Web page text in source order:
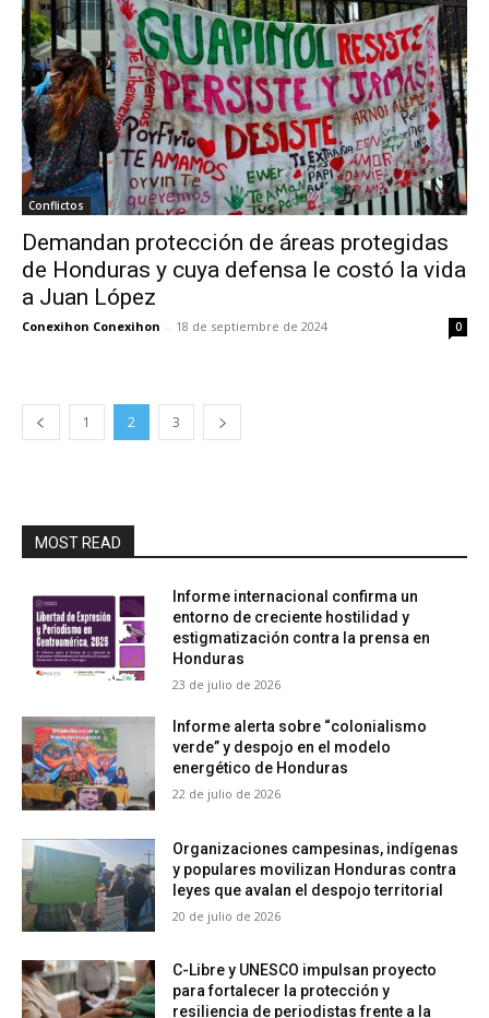
Conflictos
Demandan protección de áreas protegidas
de Honduras y cuya defensa le costó la vida
a Juan López
Conexihon Conexihon - 18 de septiembre de 2024 0
1 2 3
MOST READ
Informe internacional confirma un
entorno de creciente hostilidad y
estigmatización contra la prensa en
Honduras
23 de julio de 2026
Informe alerta sobre “colonialismo
verde” y despojo en el modelo
energético de Honduras
22 de julio de 2026
Organizaciones campesinas, indígenas
y populares movilizan Honduras contra
leyes que avalan el despojo territorial
20 de julio de 2026
C-Libre y UNESCO impulsan proyecto
para fortalecer la protección y
resiliencia de periodistas frente a la